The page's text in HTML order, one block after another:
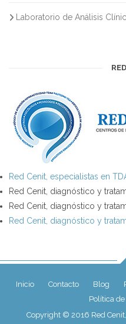
Laboratorio de Análisis
Red Cenit, especialistas en
Red Cenit, diagnóstico y
Red Cenit, diagnóstico y
Red Cenit, diagnóstico y
Inicio Contacto Blog
Política
Copyright © 2016 Red